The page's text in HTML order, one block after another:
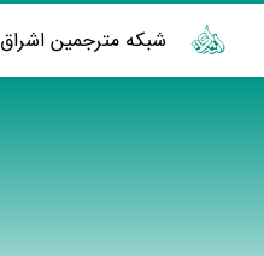
شبکه مترجمین اشراق